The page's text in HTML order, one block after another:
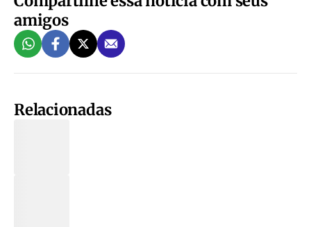
amigos
Relacionadas